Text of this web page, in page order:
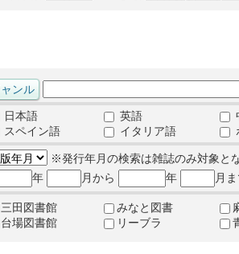
日本語 英語
スペイン語
イタリア語
※発行年月の検索は雑誌のみ対象と
年
月から 年 月
三田図書館 みなと図書
台場図書館
リーブラ